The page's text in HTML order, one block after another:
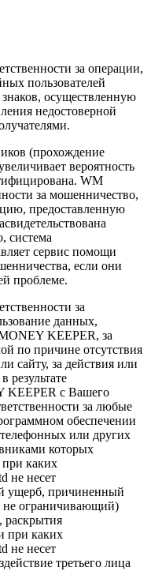
за операции,
пользователей
осуществленную
недостоверной
(прохождение
вероятность
WM
за мошенничество,
предоставленную
система
сервис помощи
если они
проблеме.
за
данных,
KEEPER, за
по причине отсутствия
сайту, за действия или
KEEPER с Вашего
за любые
обеспечении
или других
которых
каких
не несет
ущерб, причиненный
ограничивающий)
раскрытия
при каких
не несет
третьего лица